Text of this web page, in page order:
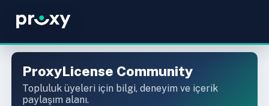
ProxyLicense Community
Topluluk üyeleri için bilgi, deneyim ve içerik
paylaşım alanı.